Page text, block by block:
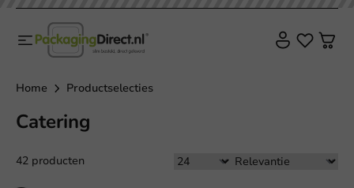
Home Productselecties
Catering
42 producten